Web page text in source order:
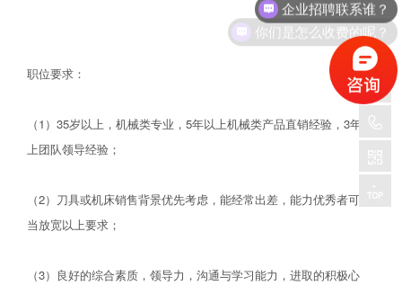
职位要求：
（1）35岁以上，机械类专业，5年以上机械类产品直销经验，3年以
上团队领导经验；
（2）刀具或机床销售背景优先考虑，能经常出差，能力优秀者可适
当放宽以上要求；
（3）良好的综合素质，领导力，沟通与学习能力，进取的积极心
你们是怎么收费的呢？